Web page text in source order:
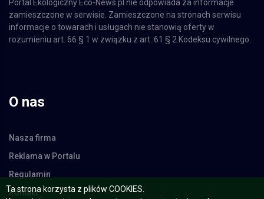
zamieszczone w serwisie. Zamieszczone na stronach serwisu
informacje o towarach i usługach nie stanowią oferty w
rozumieniu art. 66 § 1 w związku z art. 61 § 2 Kodeksu cywilnego.
O nas
Kontakt
Ta strona korzysta z plików COOKIES.